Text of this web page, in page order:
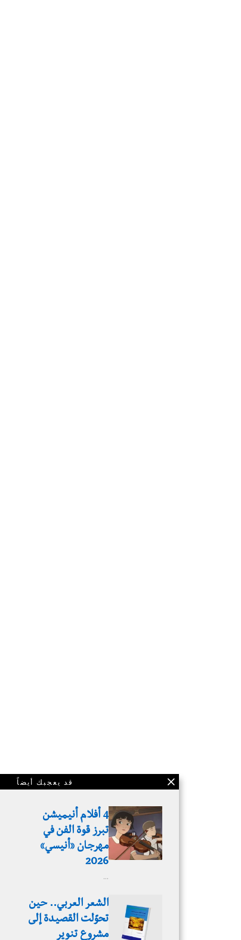
قد يعجبك أيضاً
4 أفلام أنيميشن
تبرز قوة الفن في
مهرجان «أنيسي»
2026
…
الشعر العربي.. حين
تحوّلت القصيدة إلى
مشروع تنوير